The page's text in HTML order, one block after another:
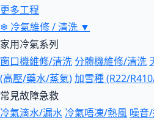
更多工程
❄ 冷氣維修 / 清洗 ▼
家用冷氣系列
窗口機維修/清洗 分體機維修/清洗
(高壓/藥水/蒸氣)加雪種 (R22/
常見故障急救
冷氣滴水/漏水 冷氣唔凍/熱風 噪音